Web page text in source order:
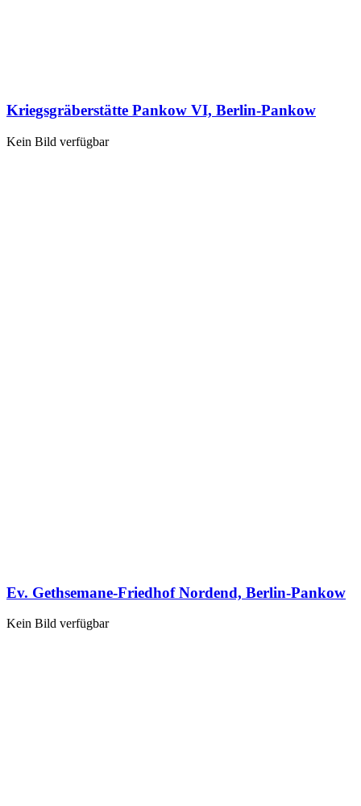
Kriegsgräberstätte Pankow VI, Berlin-Pankow
Kein Bild verfügbar
Ev. Gethsemane-Friedhof Nordend, Berlin-Pankow
Kein Bild verfügbar